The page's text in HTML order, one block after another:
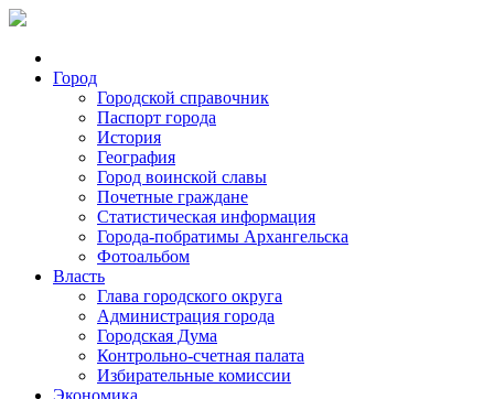
Город
Городской справочник
Паспорт города
История
География
Город воинской славы
Почетные граждане
Статистическая информация
Города-побратимы Архангельска
Фотоальбом
Власть
Глава городского округа
Администрация города
Городская Дума
Контрольно-счетная палата
Избирательные комиссии
Экономика